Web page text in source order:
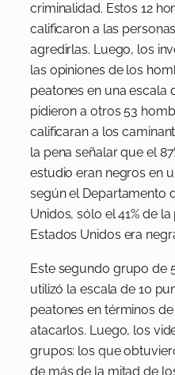
criminalidad. Estos 12
calificaron a las
agredirlas. Luego, los
las opiniones de los
peatones en una escala
pidieron a otros 53
calificaran a los
la pena señalar que el
estudio eran negros en
según el Departamento
Unidos, sólo el 41% de
Estados Unidos era
Este segundo grupo de
utilizó la escala de 10
peatones en términos
atacarlos. Luego, los
grupos: los que
de más de la mitad de